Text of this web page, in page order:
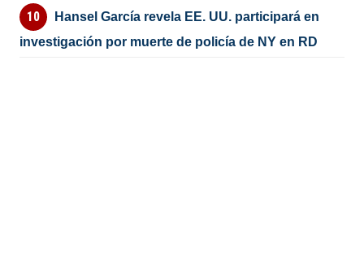
Hansel García revela EE. UU. participará en
investigación por muerte de policía de NY en RD